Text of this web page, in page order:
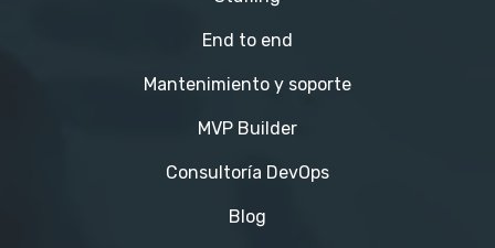
End to end
Mantenimiento y soporte
MVP Builder
Consultoría DevOps
Blog